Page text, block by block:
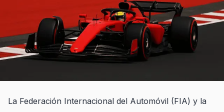
La Federación Internacional del Automóvil (FIA) y la